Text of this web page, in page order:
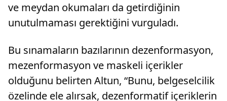
ve meydan okumaları da getirdiğinin
unutulmaması gerektiğini vurguladı.
Bu sınamaların bazılarının dezenformasyon,
mezenformasyon ve maskeli içerikler
olduğunu belirten Altun, “Bunu, belgeselcilik
özelinde ele alırsak, dezenformatif içeriklerin